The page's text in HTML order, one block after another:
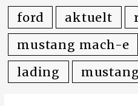
ford aktuelt
mustang mach-e
lading
mustang